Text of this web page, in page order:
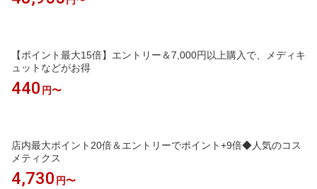
【ポイント最大15倍】エントリー＆7,000円以上購入で、メディキ
ュットなどがお得
440 円〜
店内最大ポイント20倍＆エントリーでポイント+9倍◆人気のコス
メティクス
4,730 円〜